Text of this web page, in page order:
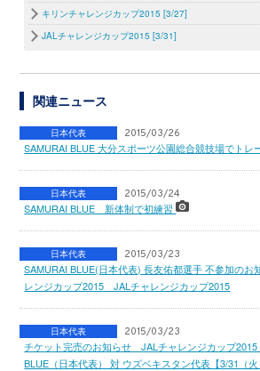
キリンチャレンジカップ2015 [3/27]
JALチャレンジカップ2015 [3/31]
関連ニュース
日本代表 2015/03/26
SAMURAI BLUE 大分スポーツ公園総合競技場でトレ
日本代表 2015/03/24
SAMURAI BLUE 新体制で初練習
日本代表 2015/03/23
SAMURAI BLUE(日本代表) 長友佑都選手 不参加の
レンジカップ2015 JALチャレンジカップ2015
日本代表 2015/03/23
チケット完売のお知らせ JALチャレンジカップ
BLUE（日本代表） 対 ウズベキスタン代表【3/31（